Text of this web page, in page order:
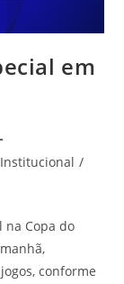
em
Institucional /
na Copa do
conforme